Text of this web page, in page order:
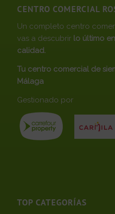
CENTRO COMERCIAL
Un completo centro
vas a descubrir lo último
calidad.
Tu centro comercial de
Málaga
Gestionado por
TOP CATEGORÍAS